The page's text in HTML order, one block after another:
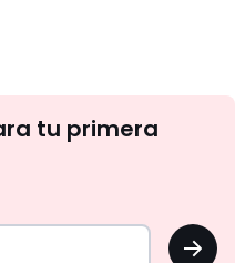
tu primera
OK